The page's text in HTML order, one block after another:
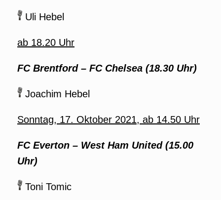
Uli Hebel
ab 18.20 Uhr
FC Brentford – FC Chelsea (18.30 Uhr)
Joachim Hebel
Sonntag, 17. Oktober 2021, ab 14.50 Uhr
FC Everton – West Ham United (15.00
Uhr)
Toni Tomic